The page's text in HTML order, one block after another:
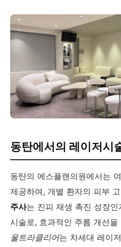
동탄에서의 레이저시
동탄의 에스플랜의원에서는
제공하여, 개별 환자의 피부
주사는 진피 재생 촉진 성장
시술로, 효과적인 주름 개선
울트라클리어는 차세대 레이